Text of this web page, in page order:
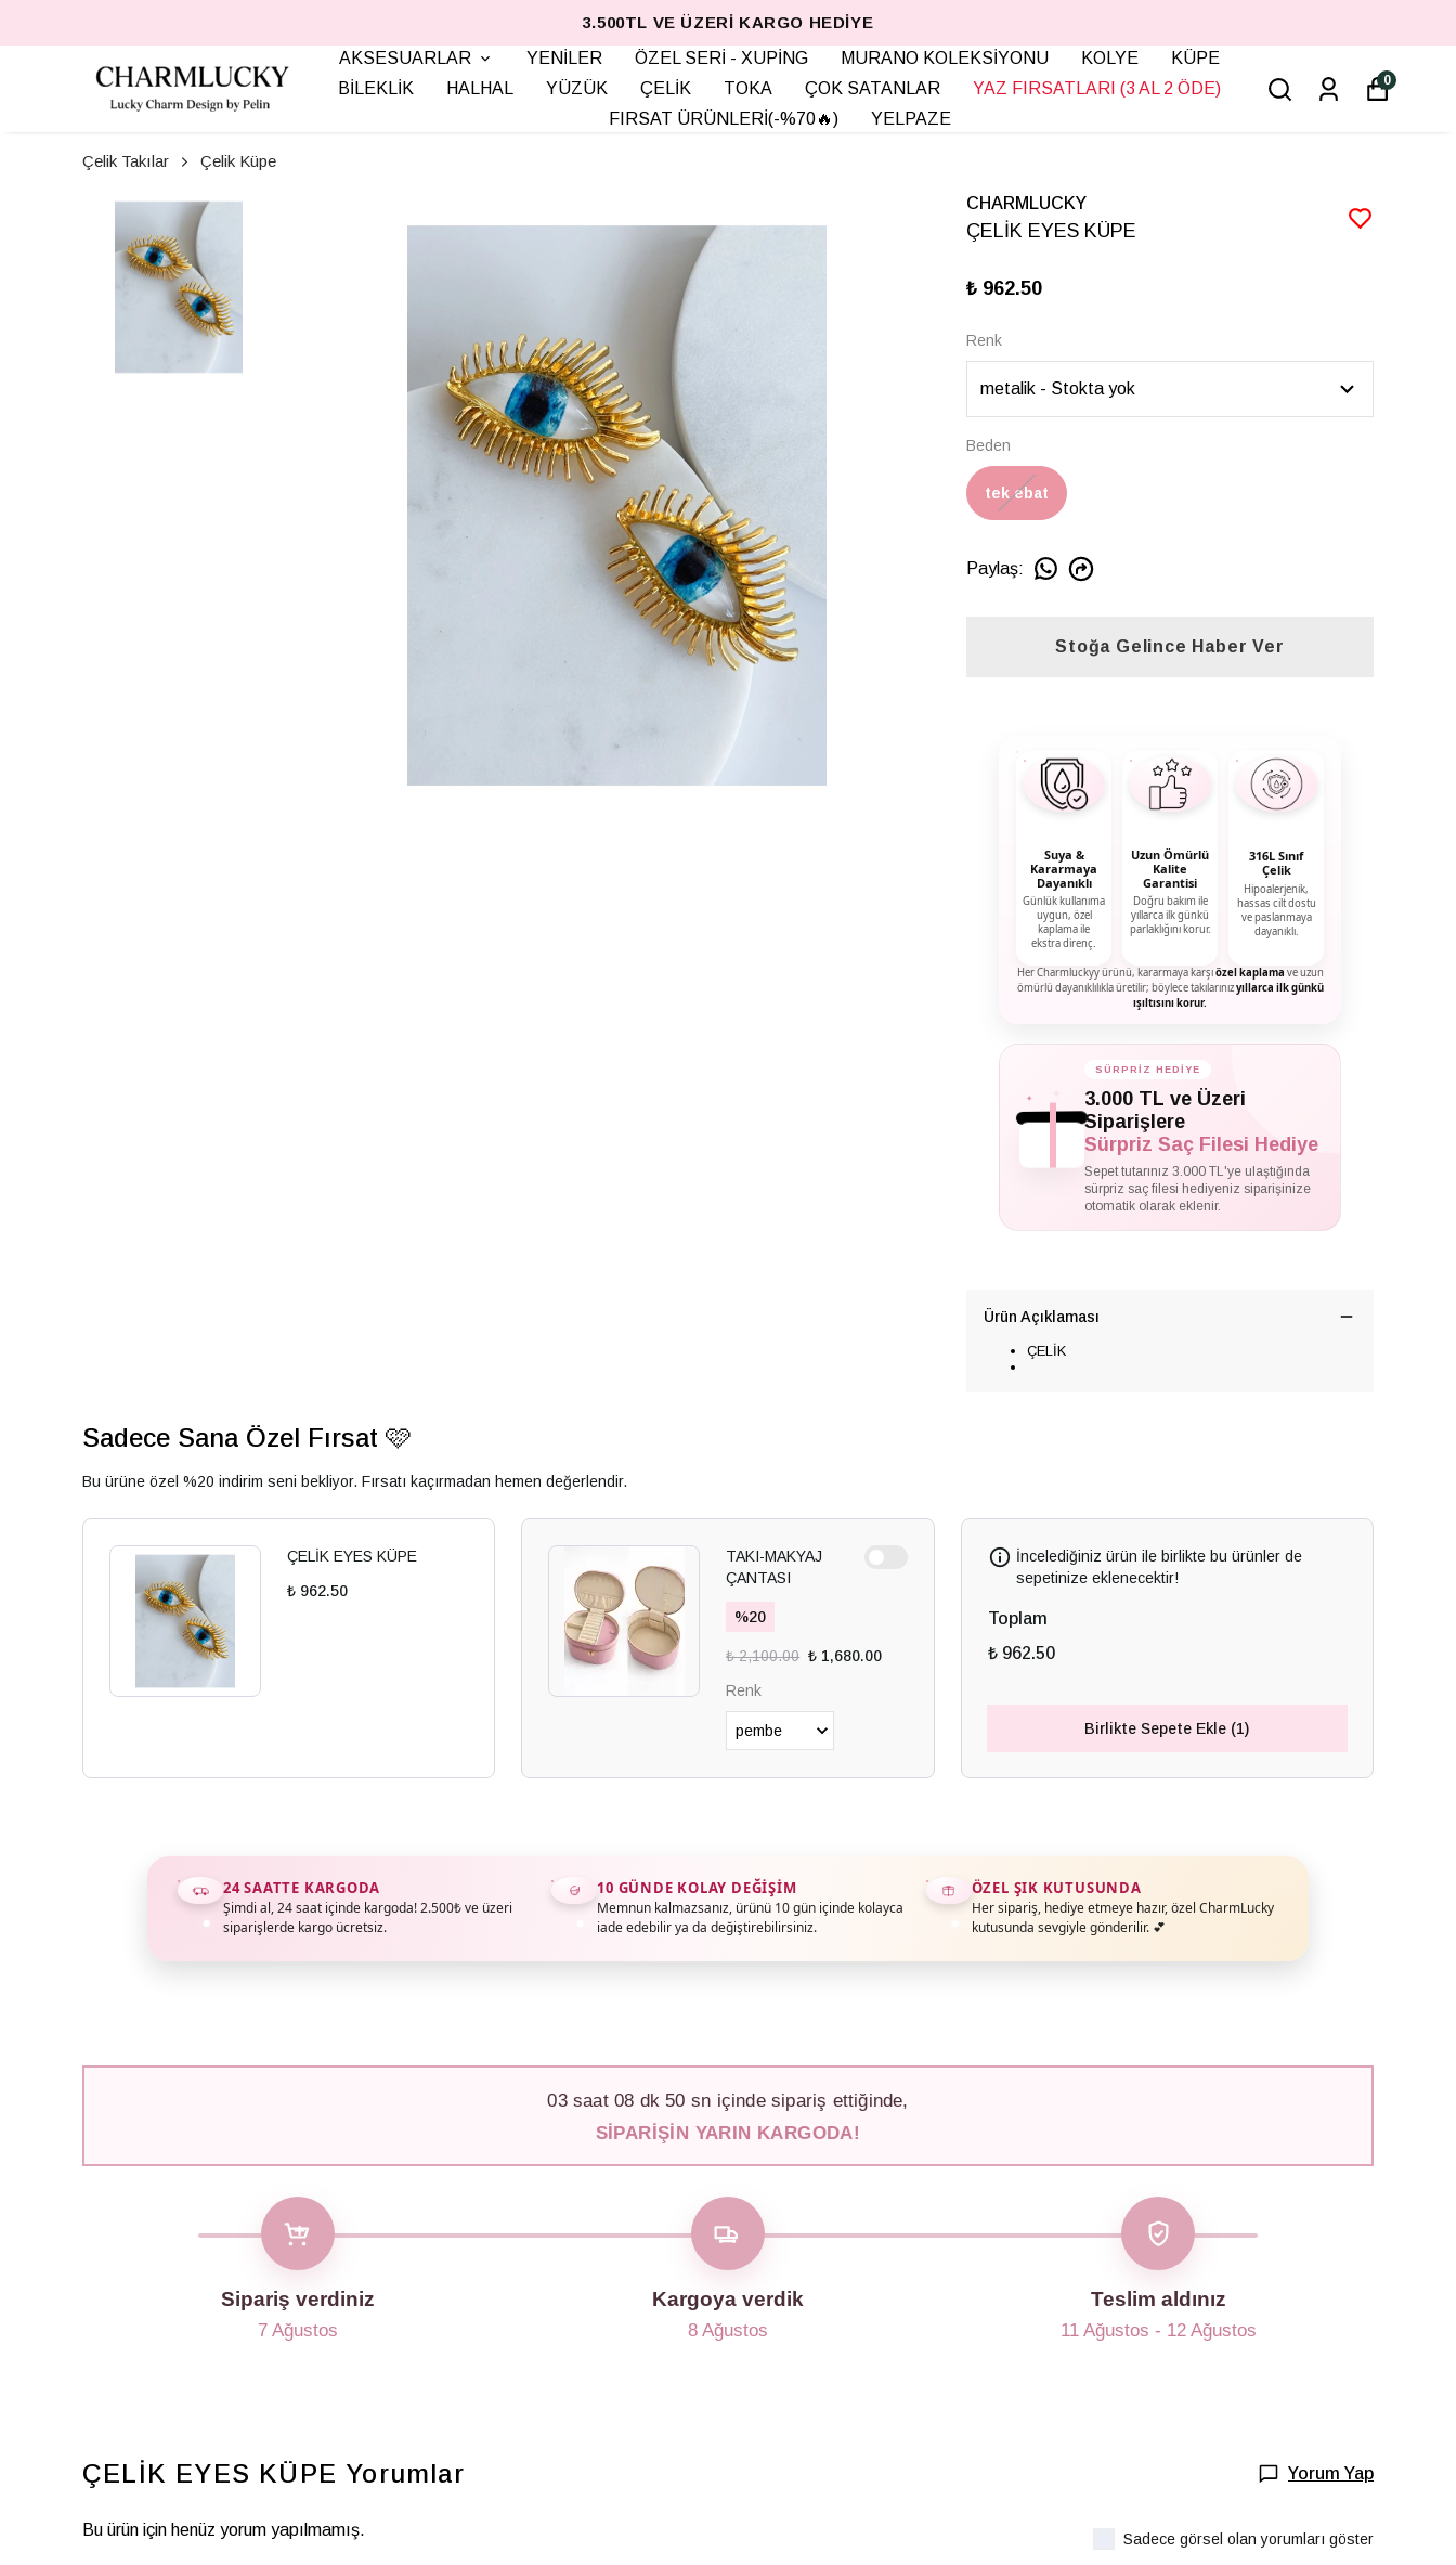
3.500TL VE ÜZERI KARGO HEDIYE
AKSESUARLAR
YENİLER ÖZEL SERİ - XUPİNG MURANO KOLEKSİYONU KOLYE
KÜPE
BİLEKLİK
HALHAL YÜZÜK ÇELİK TOKA ÇOK SATANLAR
YAZ FIRSATLARI (3 AL 2 ÖDE)
FIRSAT ÜRÜNLERİ(-%70🔥)
YELPAZE
0
Çelik Takılar Çelik Küpe
CHARMLUCKY
ÇELİK EYES KÜPE
₺ 962.50
Renk
Beden
tek ebat
Paylaş:
Stoğa Gelince Haber Ver
Suya &
Kararmaya
Dayanıklı
Günlük kullanıma
uygun, özel
kaplama ile
ekstra direnç.
Uzun Ömürlü
Kalite
Garantisi
Doğru bakım ile
yıllarca ilk günkü
parlaklığını korur.
316L Sınıf
Çelik
Hipoalerjenik,
hassas cilt dostu
ve paslanmaya
dayanıklı.
Her Charmluckyy ürünü, kararmaya karşıözel kaplama ve uzun
ömürlü dayanıklılıkla üretilir; böylece takılarınızyıllarca ilk günkü
ışıltısını korur.
✦
SÜRPRİZ HEDİYE
3.000 TL ve Üzeri
Siparişlere
Sürpriz Saç Filesi Hediye
Sepet tutarınız 3.000 TL'ye ulaştığında
sürpriz saç filesi hediyeniz siparişinize
otomatik olarak eklenir.
Ürün Açıklaması
ÇELİK
Sadece Sana Özel Fırsat 🩷
Bu ürüne özel %20 indirim seni bekliyor. Fırsatı kaçırmadan hemen değerlendir.
ÇELİK EYES KÜPE
₺ 962.50
TAKI-MAKYAJ
ÇANTASI
%20
₺ 2,100.00 ₺ 1,680.00
Renk
İncelediğiniz ürün ile birlikte bu ürünler de
sepetinize eklenecektir!
Toplam
₺ 962.50
Birlikte Sepete Ekle (1)
24 SAATTE KARGODA
Şimdi al, 24 saat içinde kargoda! 2.500₺ ve üzeri
siparişlerde kargo ücretsiz.
10 GÜNDE KOLAY DEĞIŞIM
Memnun kalmazsanız, ürünü 10 gün içinde kolayca
iade edebilir ya da değiştirebilirsiniz.
ÖZEL ŞIK KUTUSUNDA
Her sipariş, hediye etmeye hazır, özel CharmLucky
kutusunda sevgiyle gönderilir. 💕
03saat08 dk 47 sn içinde sipariş ettiğinde,
SIPARIŞIN YARIN KARGODA!
Sipariş verdiniz
7 Ağustos
Kargoya verdik
8 Ağustos
Teslim aldınız
11 Ağustos - 12 Ağustos
ÇELİK EYES KÜPE Yorumlar Yorum Yap
Bu ürün için henüz yorum yapılmamış. Sadece görsel olan yorumları göster